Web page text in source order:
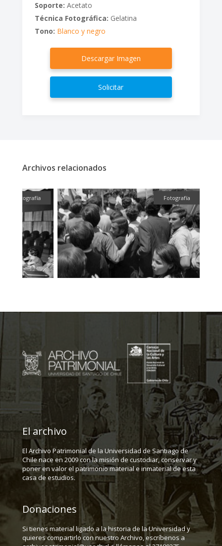
Soporte: Acetato
Técnica Fotográfica: Gelatina
Tono: Blanco y negro
Descargar Imagen
Solicitar
Archivos relacionados
Fotografía
El archivo
El Archivo Patrimonial de la Universidad de Santiago de
Chile nace en 2009 con la misión de custodiar, conservar y
poner en valor el patrimonio material e inmaterial de esta
casa de estudios.
Donaciones
Si tienes material ligado a la historia de la Universidad y
quieres compartirlo con nuestro Archivo, escríbenos a